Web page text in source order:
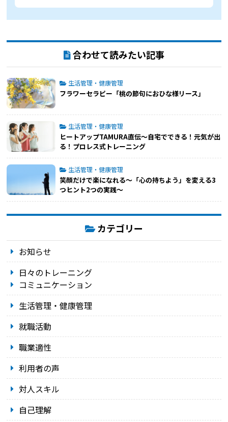
合わせて読みたい記事
生活管理・健康管理
フラワーセラピー「桃の節句におひな様リース」
生活管理・健康管理
ヒートアップTAMURA直伝～自宅でできる！元気が出
る！プロレス式トレーニング
生活管理・健康管理
笑顔だけで楽になれる～「心の持ちよう」を変える3
つヒント2つの実践～
カテゴリー
お知らせ
日々のトレーニング
コミュニケーション
生活管理・健康管理
就職活動
職業適性
利用者の声
対人スキル
自己理解